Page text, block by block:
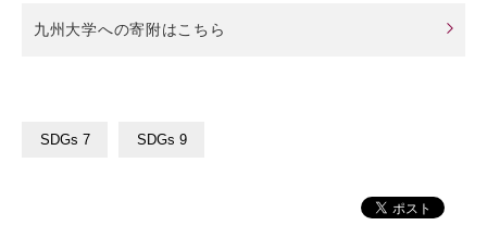
九州大学への寄附はこちら
SDGs 7 SDGs 9